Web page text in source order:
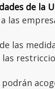
de la
las
las